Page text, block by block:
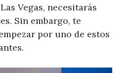
Vegas, necesitarás
Sin embargo, te
por uno de estos